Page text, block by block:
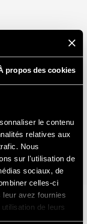
propos des cookies
le contenu
relatives aux
Nous
sur l'utilisation de
sociaux, de
celles-ci
avez fournies
de leurs